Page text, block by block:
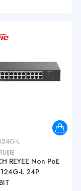
L
RUIJIE
REYEE Non PoE
L 24P